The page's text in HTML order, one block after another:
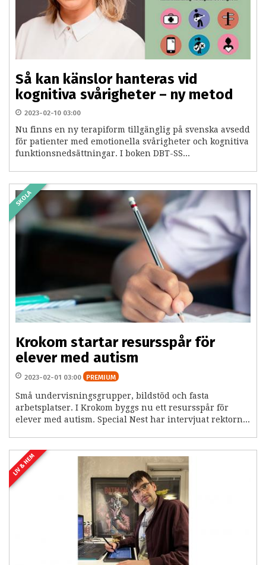
Så kan känslor hanteras vid
kognitiva svårigheter – ny metod
2023-02-10 03:00
Nu finns en ny terapiform tillgänglig på svenska avsedd
för patienter med emotionella svårigheter och kognitiva
funktionsnedsättningar. I boken DBT-SS...
SKOLA
Krokom startar resursspår för
elever med autism
2023-02-01 03:00 PREMIUM
Små undervisningsgrupper, bildstöd och fasta
arbetsplatser. I Krokom byggs nu ett resursspår för
elever med autism. Special Nest har intervjuat rektorn...
LIV & HEM